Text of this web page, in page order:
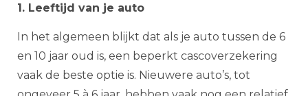
1. Leeftijd van je auto
In het algemeen blijkt dat als je auto tussen de 6
en 10 jaar oud is, een beperkt cascoverzekering
vaak de beste optie is. Nieuwere auto’s, tot